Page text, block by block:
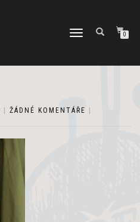
PŘEPNOUT
0
ŽÁDNÉ KOMENTÁŘE